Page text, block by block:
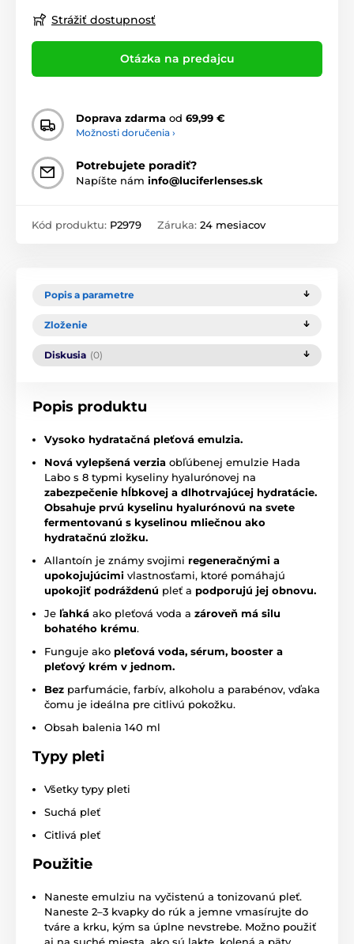
Strážiť dostupnosť
Otázka na predajcu
Doprava zdarma od 69,99 €
Možnosti doručenia ›
Potrebujete poradiť?
Napíšte nám info@luciferlenses.sk
Kód produktu: P2979 Záruka: 24 mesiacov
Popis a parametre
Zloženie
Diskusia (0)
Popis produktu
Vysoko hydratačná pleťová emulzia.
Nová vylepšená verzia obľúbenej emulzie Hada
Labo s 8 typmi kyseliny hyalurónovej na
zabezpečenie hĺbkovej a dlhotrvajúcej hydratácie.
Obsahuje prvú kyselinu hyalurónovú na svete
fermentovanú s kyselinou mliečnou ako
hydratačnú zložku.
Allantoín je známy svojimi regeneračnými a
upokojujúcimi vlastnosťami, ktoré pomáhajú
upokojiť podráždenú pleť a podporujú jej obnovu.
Je ľahká ako pleťová voda a zároveň má silu
bohatého krému.
Funguje ako pleťová voda, sérum, booster a
pleťový krém v jednom.
Bez parfumácie, farbív, alkoholu a parabénov, vďaka
čomu je ideálna pre citlivú pokožku.
Obsah balenia 140 ml
Typy pleti
Všetky typy pleti
Suchá pleť
Citlivá pleť
Použitie
Naneste emulziu na vyčistenú a tonizovanú pleť.
Naneste 2–3 kvapky do rúk a jemne vmasírujte do
tváre a krku, kým sa úplne nevstrebe. Možno použiť